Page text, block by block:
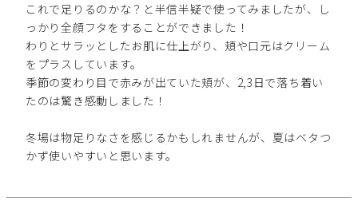
これで足りるのかな？と半信半疑で使ってみましたが、し
っかり全顔フタをすることができました！
わりとサラッとしたお肌に仕上がり、頬や口元はクリーム
をプラスしています。
季節の変わり目で赤みが出ていた頬が、2,3日で落ち着い
たのは驚き感動しました！
冬場は物足りなさを感じるかもしれませんが、夏はベタつ
かず使いやすいと思います。